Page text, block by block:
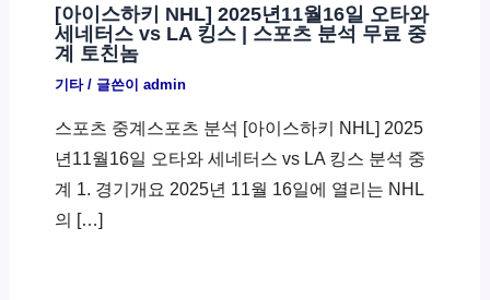
[아이스하키 NHL] 2025년11월16일 오타와
세네터스 vs LA 킹스 | 스포츠 분석 무료 중
계 토친놈
기타/ 글쓴이 admin
스포츠 중계스포츠 분석 [아이스하키 NHL] 2025
년11월16일 오타와 세네터스 vs LA 킹스 분석 중
계 1. 경기개요 2025년 11월 16일에 열리는 NHL
의 […]